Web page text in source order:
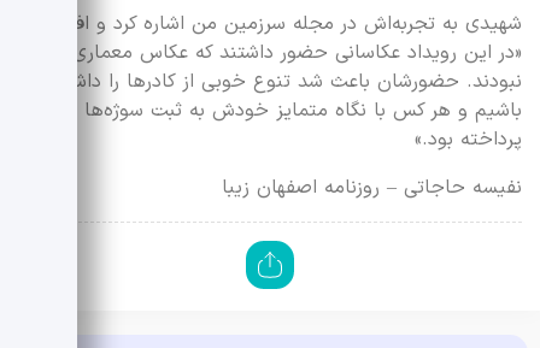
شهیدی به تجربه‌اش در مجله سرزمین من اشاره کرد و افزود:
«در این رویداد عکاسانی حضور داشتند که عکاس معماری
نبودند. حضورشان باعث شد تنوع خوبی از کادرها را داشته
باشیم و هر کس با نگاه متمایز خودش به ثبت سوژه‌ها
پرداخته بود.»
نفیسه حاجاتی – روزنامه اصفهان زیبا